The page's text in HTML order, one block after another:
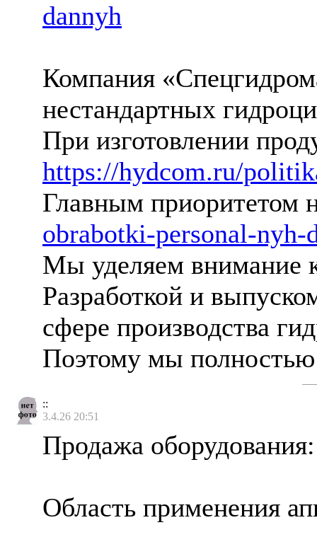
dannyh
Компания
нестандартных
При изготовлении
https://hydcom.ru/
Главным приоритетом
obrabotki-personal-nyh-
Мы уделяем внимание
Разработкой и
сфере производства
Поэтому мы полностью
::
3.4.26 20:51
Продажа
Область применения